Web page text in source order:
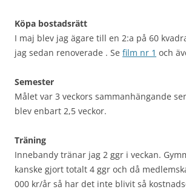
Köpa bostadsrätt
I maj blev jag ägare till en 2:a på 60
jag sedan renoverade . Se film nr 1 och
Semester
Målet var 3 veckors sammanhängande
blev enbart 2,5 veckor.
Träning
Innebandy tränar jag 2 ggr i veckan.
kanske gjort totalt 4 ggr och då
000 kr/år så har det inte blivit så